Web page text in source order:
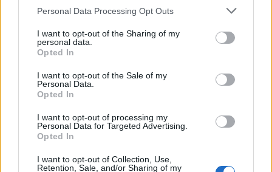
Please note that this website/app uses one or more Google
not limited to your visit or usage behaviour. You may click to
grant or deny consent to Google and its third-party tags to
use your data for below specified purposes in below Google
consent section.
Personal Data Processing Opt Outs
I want to opt-out of the Sharing of my
personal data.
Opted In
I want to opt-out of the Sale of my
Personal Data.
Opted In
I want to opt-out of processing my
Personal Data for Targeted Advertising.
Opted In
I want to opt-out of Collection, Use,
Retention, Sale, and/or Sharing of my
345 356 7512
Notizie in tempo reale?
Entra nel canale telegram di